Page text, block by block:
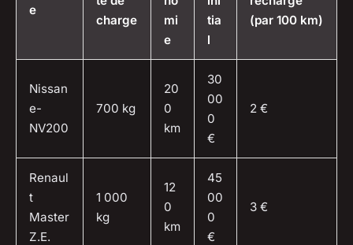
e
charge
mi
e
tia
l
(par 100 km)
Nissan
e-
NV200
700 kg
20
0
km
30
00
0
€
2 €
Renaul
t
Master
Z.E.
1 000
kg
12
0
km
45
00
0
€
3 €